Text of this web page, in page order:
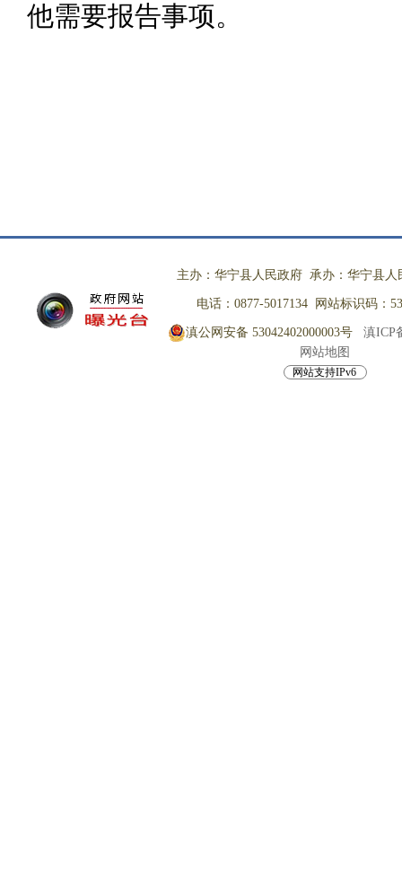
他需要报告事项。
主办：华宁县人民政府 承办：华宁县人
电话：0877-5017134 网站标识码：
滇公网安备 53042402000003号
滇ICP
网站地图
网站支持IPv6